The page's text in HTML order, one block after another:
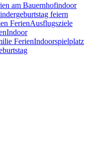
am Bauernhofindoor
feiern
FerienAusflugsziele
Indoor
FerienIndoorspielplatz